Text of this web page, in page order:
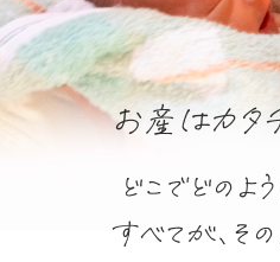
お産はカタ
どこでどのよ
すべてが、そ